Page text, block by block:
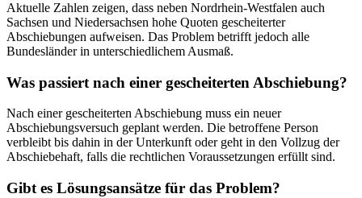
Aktuelle Zahlen zeigen, dass neben Nordrhein-Westfalen auch
Sachsen und Niedersachsen hohe Quoten gescheiterter
Abschiebungen aufweisen. Das Problem betrifft jedoch alle
Bundesländer in unterschiedlichem Ausmaß.
Was passiert nach einer gescheiterten Abschiebung?
Nach einer gescheiterten Abschiebung muss ein neuer
Abschiebungsversuch geplant werden. Die betroffene Person
verbleibt bis dahin in der Unterkunft oder geht in den Vollzug der
Abschiebehaft, falls die rechtlichen Voraussetzungen erfüllt sind.
Gibt es Lösungsansätze für das Problem?